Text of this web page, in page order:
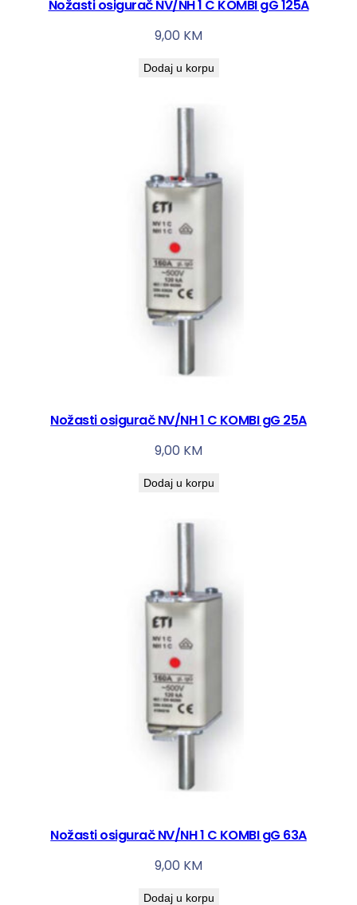
Nožasti osigurač NV/NH 1 C KOMBI gG 125A
9,00 KM
Dodaj u korpu
Nožasti osigurač NV/NH 1 C KOMBI gG 25A
9,00 KM
Dodaj u korpu
Nožasti osigurač NV/NH 1 C KOMBI gG 63A
9,00 KM
Dodaj u korpu